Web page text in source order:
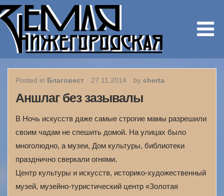
Posted in Благовест 27.11.2014 by cherta
Аншлаг без зазывалы
В Ночь искусств даже самые строгие мамы разрешили
своим чадам не спешить домой. На улицах было
многолюдно, а музеи, Дом культуры, библиотеки
празднично сверкали огнями.
Центр культуры и искусств, историко‑художественный
музей, музейно-туристический центр «Золотая